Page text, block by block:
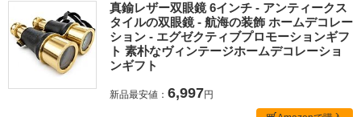
真鍮レザー双眼鏡 6インチ - アンティークス
タイルの双眼鏡 - 航海の装飾 ホームデコレー
ション - エグゼクティブプロモーションギフ
ト 素朴なヴィンテージホームデコレーショ
ンギフト
新品最安値： 6,997円